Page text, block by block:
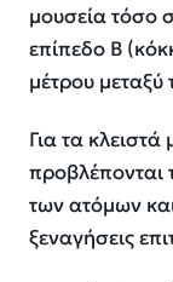
μουσεία τόσο
επίπεδο Β
μέτρου
Για τα
προβλέπονται
των ατόμων
ξεναγήσεις